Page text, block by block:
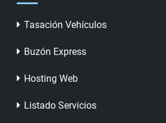
Tasación Vehículos
Buzón Express
Hosting Web
Listado Servicios